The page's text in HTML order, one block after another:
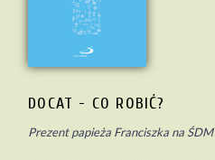
DOCAT - CO ROBIĆ?
Prezent papieża Franciszka na ŚDM